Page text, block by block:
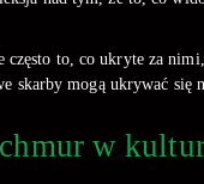
to, co ukryte za
skarby mogą ukrywać
w